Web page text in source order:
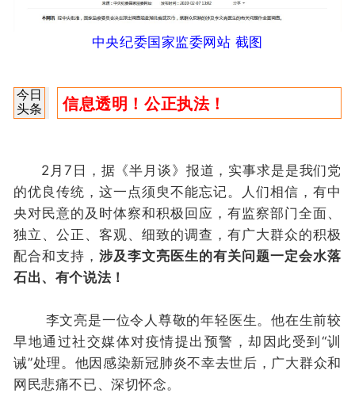
中央纪委国家监委网站 截图
今日
头条
信息透明！ 公正执法！
2月7日，据《半月谈》报道，实事求是是我们党
的优良传统，这一点须臾不能忘记。人们相信，有中
央对民意的及时体察和积极回应，有监察部门全面、
独立、公正、客观、细致的调查，有广大群众的积极
配合和支持，涉及李文亮医生的有关问题一定会水落
石出、有个说法！
李文亮是一位令人尊敬的年轻医生。他在生前较
早地通过社交媒体对疫情提出预警，却因此受到“训
诫”处理。他因感染新冠肺炎不幸去世后，广大群众和
网民悲痛不已、深切怀念。